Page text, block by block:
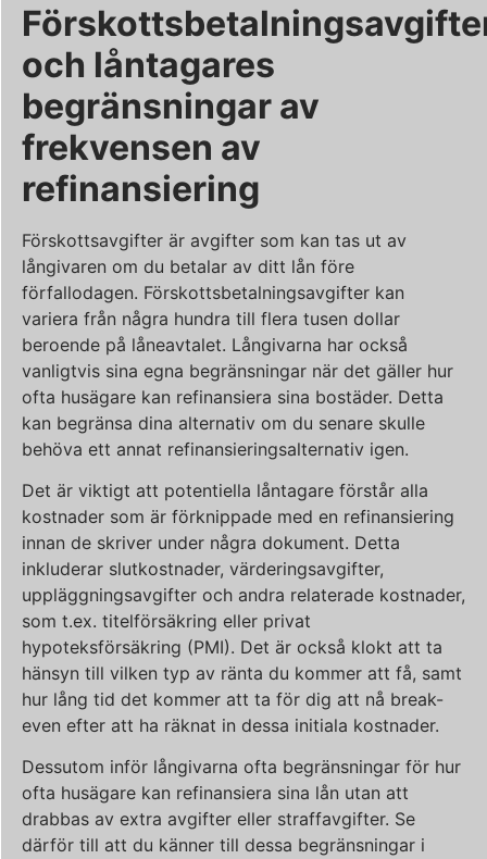
och låntagares
begränsningar av
frekvensen av
refinansiering
Förskottsavgifter är avgifter som kan tas ut av
långivaren om du betalar av ditt lån före
förfallodagen. Förskottsbetalningsavgifter kan
variera från några hundra till flera tusen dollar
beroende på låneavtalet. Långivarna har också
vanligtvis sina egna begränsningar när det gäller hur
ofta husägare kan refinansiera sina bostäder. Detta
kan begränsa dina alternativ om du senare skulle
behöva ett annat refinansieringsalternativ igen.
Det är viktigt att potentiella låntagare förstår alla
kostnader som är förknippade med en refinansiering
innan de skriver under några dokument. Detta
inkluderar slutkostnader, värderingsavgifter,
uppläggningsavgifter och andra relaterade kostnader,
som t.ex. titelförsäkring eller privat
hypoteksförsäkring (PMI). Det är också klokt att ta
hänsyn till vilken typ av ränta du kommer att få, samt
hur lång tid det kommer att ta för dig att nå break-
even efter att ha räknat in dessa initiala kostnader.
Dessutom inför långivarna ofta begränsningar för hur
ofta husägare kan refinansiera sina lån utan att
drabbas av extra avgifter eller straffavgifter. Se
därför till att du känner till dessa begränsningar i